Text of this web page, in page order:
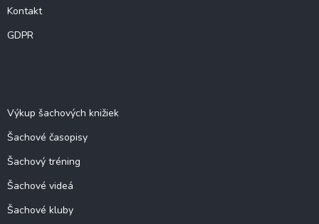
Kontakt
GDPR
Výkup šachových knižiek
Šachové časopisy
Šachový tréning
Šachové videá
Šachové kluby